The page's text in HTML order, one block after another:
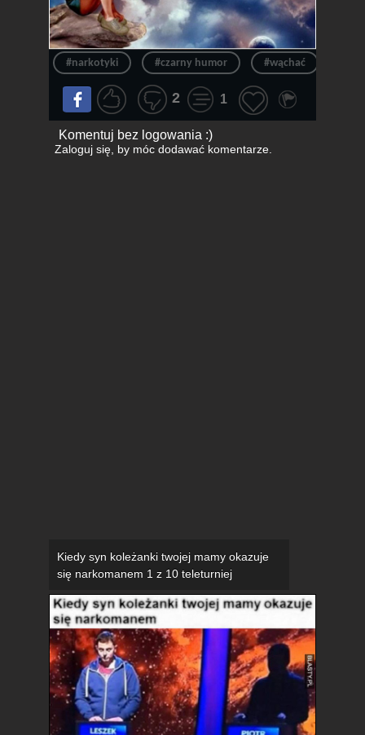
#narkotyki #czarny humor #wąchać
2 1
Komentuj bez logowania :)
Zaloguj się, by móc dodawać komentarze.
Kiedy syn koleżanki twojej mamy okazuje
się narkomanem 1 z 10 teleturniej